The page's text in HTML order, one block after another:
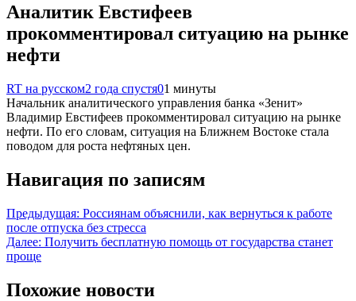
Аналитик Евстифеев
прокомментировал ситуацию на рынке
нефти
RT на русском2 года спустя01 минуты
Начальник аналитического управления банка «Зенит»
Владимир Евстифеев прокомментировал ситуацию на рынке
нефти. По его словам, ситуация на Ближнем Востоке стала
поводом для роста нефтяных цен.
Навигация по записям
Предыдущая: Россиянам объяснили, как вернуться к работе
после отпуска без стресса
Далее: Получить бесплатную помощь от государства станет
проще
Похожие новости